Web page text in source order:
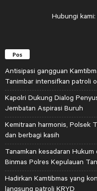
Hubungi kami:
Pos
Antisipasi gangguan
Tanimbar intensifkan patroli
Kapolri Dukung Dialog
Jembatan Aspirasi Buruh
Kemitraan harmonis, Polsek
dan berbagi kasih
Tanamkan kesadaran
Binmas Polres Kepulauan
Hadirkan Kamtibmas yang
langsung patroli KRYD